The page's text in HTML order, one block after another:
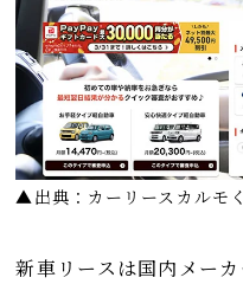
▲出典：カーリースカルモ
新車リースは国内メー